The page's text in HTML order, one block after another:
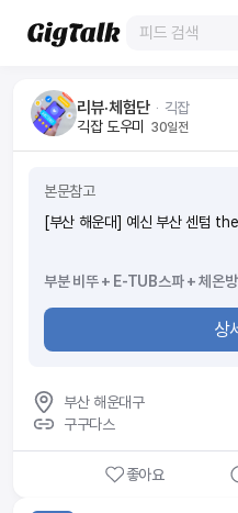
리뷰·체험단 ᆞ 긱잡
긱잡 도우미 30일전
본문참고
[부산 해운대] 예신 부산 센텀
부분 비뚜 + E-TUB스파 + 체온
상
부산 해운대구
구구다스
좋아요